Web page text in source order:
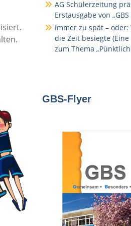
AG Schülerzeitung
Erstausgabe von
Immer zu spät – oder:
die Zeit besiegte
zum Thema
GBS-Flyer